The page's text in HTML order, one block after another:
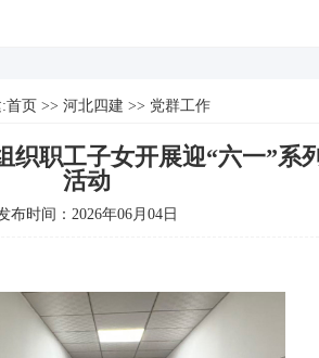
首页 >> 河北四建 >> 党群工作
织职工子女开展迎“六一”系
活动
布时间：2026年06月04日